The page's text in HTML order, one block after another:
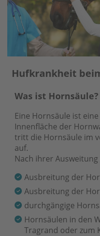
Hufkrankheit
Was ist Hornsäule?
Eine Hornsäule ist
Innenfläche der
tritt die Hornsäule im
auf.
Nach ihrer
Ausbreitung der
Ausbreitung der
durchgängige
Hornsäulen in den
Tragrand oder zum